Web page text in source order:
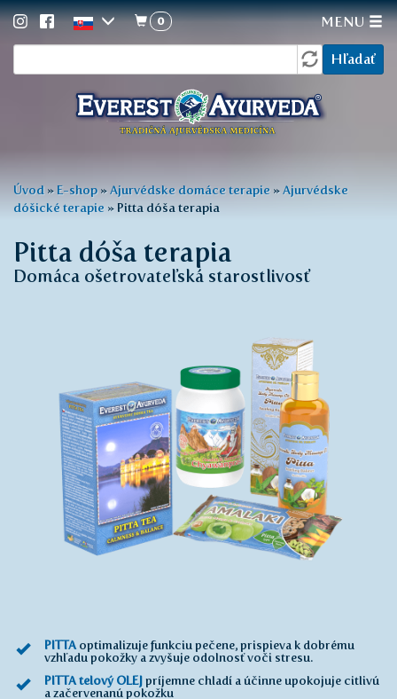
na
Hľadať
0 MENU
Nachádzate
sa
tu
Úvod » E-shop »Ajurvédske domáce terapie »Ajurvédske
dóšické terapie » Pitta dóša terapia
Pitta dóša terapia
Domáca ošetrovateľská starostlivosť
PITTA optimalizuje funkciu pečene, prispieva k dobrému
vzhľadu pokožky a zvyšuje odolnosť voči stresu.
PITTA telový OLEJpríjemne chladí a účinne upokojuje citlivú
a začervenanú pokožku